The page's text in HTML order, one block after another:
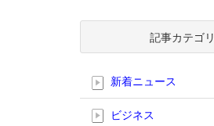
記事カテゴリ
新着ニュース
ビジネス